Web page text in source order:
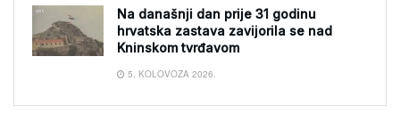
Na današnji dan prije 31 godinu
hrvatska zastava zavijorila se nad
Kninskom tvrđavom
5. KOLOVOZA 2026.